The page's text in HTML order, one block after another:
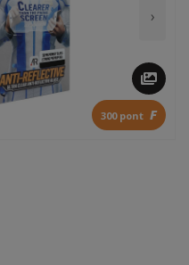
›
300 pont F